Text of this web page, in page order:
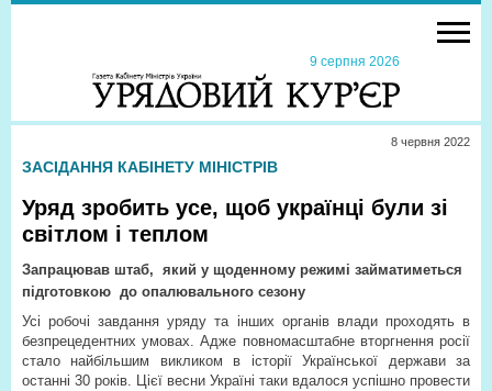
9 серпня 2026
8 червня 2022
ЗАСІДАННЯ КАБІНЕТУ МІНІСТРІВ
Уряд зробить усе, щоб українці були зі
світлом і теплом
Запрацював штаб, який у щоденному режимі займатиметься
підготовкою до опалювального сезону
Усі робочі завдання уряду та інших органів влади проходять в
безпрецедентних умовах. Адже повномасштабне вторгнення росії
стало найбільшим викликом в історії Української держави за
останні 30 років. Цієї весни Україні таки вдалося успішно провести